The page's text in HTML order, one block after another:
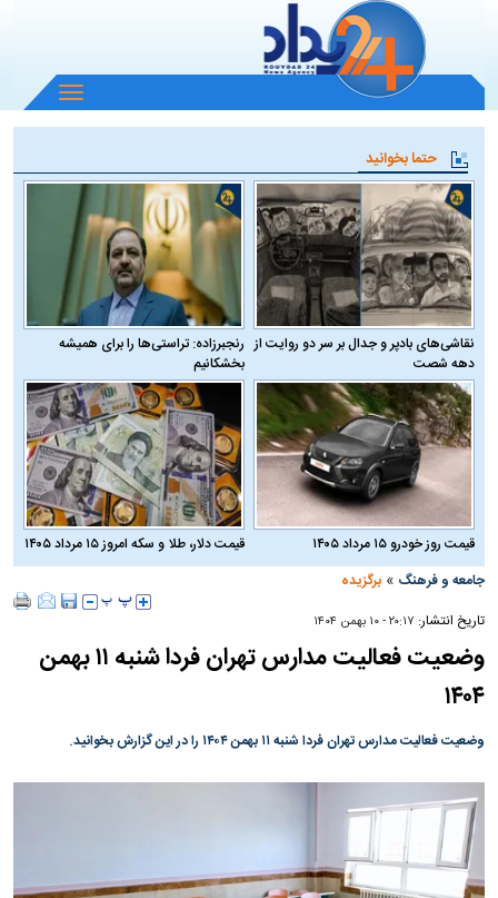
باز
و
منو
حتما بخوانید
نقاشی‌های بادپر و جدال بر سر دو روایت از
دهه شصت
رنجبرزاده: تراستی‌ها را برای همیشه
بخشکانیم
قیمت روز خودرو ۱۵ مرداد ۱۴۰۵
قیمت دلار، طلا و سکه امروز ۱۵ مرداد ۱۴۰۵
جامعه و فرهنگ »برگزیده
تاریخ انتشار: ۲۰:۱۷ - ۱۰ بهمن ۱۴۰۴
وضعیت فعالیت مدارس تهران فردا شنبه ۱۱ بهمن
۱۴۰۴
وضعیت فعالیت مدارس تهران فردا شنبه ۱۱ بهمن ۱۴۰۴ را در این گزارش بخوانید.